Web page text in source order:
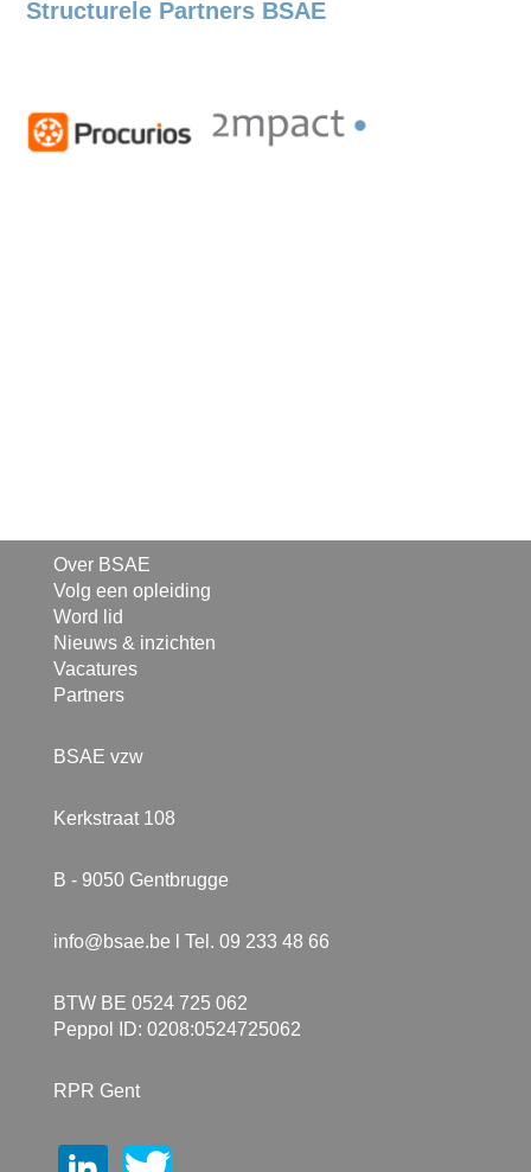
Structurele Partners BSAE
Over BSAE
Volg een opleiding
Word lid
Nieuws & inzichten
Vacatures
Partners
BSAE vzw
Kerkstraat 108
B - 9050 Gentbrugge
info@bsae.be l Tel. 09 233 48 66
BTW BE 0524 725 062
Peppol ID: 0208:0524725062
RPR Gent